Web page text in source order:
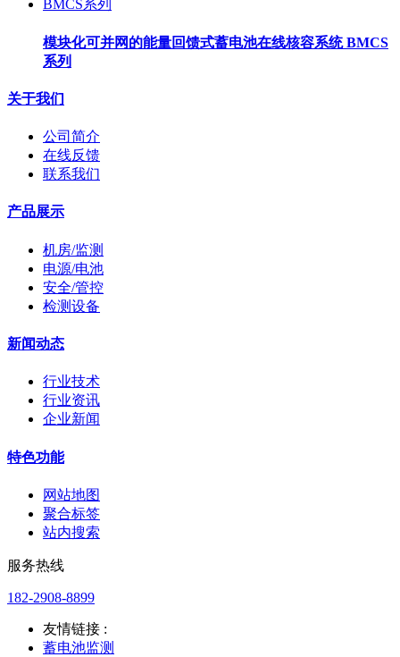
模块化可并网的能量回馈式蓄电池在线核容系统 BMCS
系列
关于我们
公司简介
在线反馈
联系我们
产品展示
机房/监测
电源/电池
安全/管控
检测设备
新闻动态
行业技术
行业资讯
企业新闻
特色功能
网站地图
聚合标签
站内搜索
服务热线
182-2908-8899
友情链接 :
蓄电池监测